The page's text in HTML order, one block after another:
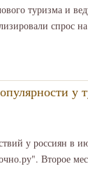
туризма и
спрос
у
у россиян в
Второе